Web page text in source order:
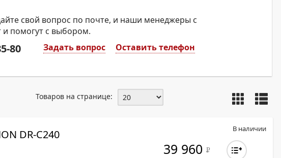
свой вопрос по почте, и наши менеджеры с
и помогут с выбором.
80 Оставить телефон
Задать вопрос
Товаров на странице:
DR-C240 В наличии
39 960Р